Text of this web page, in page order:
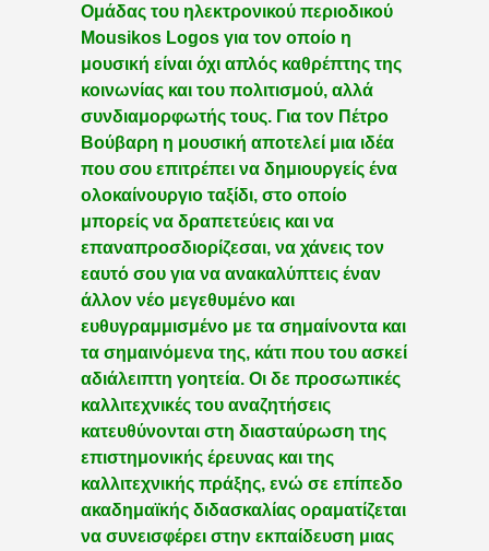
Ομάδας του ηλεκτρονικού περιοδικού
Mousikos Logos για τον οποίο η
μουσική είναι όχι απλός καθρέπτης της
κοινωνίας και του πολιτισμού, αλλά
συνδιαμορφωτής τους. Για τον Πέτρο
Βούβαρη η μουσική αποτελεί μια ιδέα
που σου επιτρέπει να δημιουργείς ένα
ολοκαίνουργιο ταξίδι, στο οποίο
μπορείς να δραπετεύεις και να
επαναπροσδιορίζεσαι, να χάνεις τον
εαυτό σου για να ανακαλύπτεις έναν
άλλον νέο μεγεθυμένο και
ευθυγραμμισμένο με τα σημαίνοντα και
τα σημαινόμενα της, κάτι που του ασκεί
αδιάλειπτη γοητεία. Οι δε προσωπικές
καλλιτεχνικές του αναζητήσεις
κατευθύνονται στη διασταύρωση της
επιστημονικής έρευνας και της
καλλιτεχνικής πράξης, ενώ σε επίπεδο
ακαδημαϊκής διδασκαλίας οραματίζεται
να συνεισφέρει στην εκπαίδευση μιας